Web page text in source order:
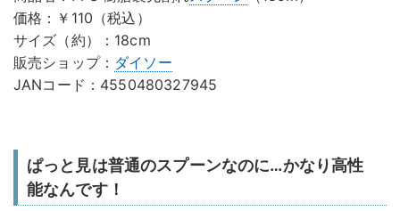
価格：￥110（税込）
サイズ（約）：18cm
販売ショップ： ダイソー
JANコード：4550480327945
ぱっと見は普通のスプーンなのに…かなり高性
能なんです！